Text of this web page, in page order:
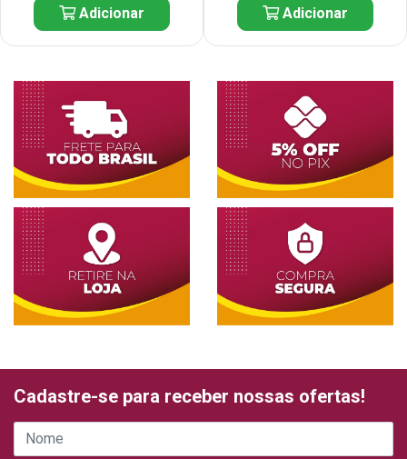
Adicionar Adicionar
Cadastre-se para receber nossas ofertas!